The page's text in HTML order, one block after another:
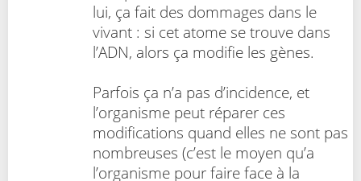
lui, ça fait des dommages dans le
vivant : si cet atome se trouve dans
l’ADN, alors ça modifie les gènes.
Parfois ça n’a pas d’incidence, et
l’organisme peut réparer ces
modifications quand elles ne sont pas
nombreuses (c’est le moyen qu’a
l’organisme pour faire face à la